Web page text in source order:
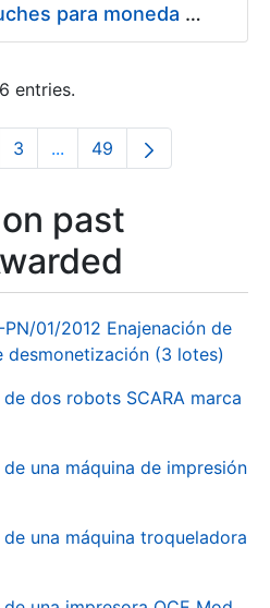
Suministro de estuches para moneda de 30 €
entries.
Page
3 ...Intermediate Pages Use
Page
49
past
PN/01/2012 Enajenación de
desmonetización (3 lotes)
de dos robots SCARA marca
de una máquina de impresión
de una máquina troqueladora